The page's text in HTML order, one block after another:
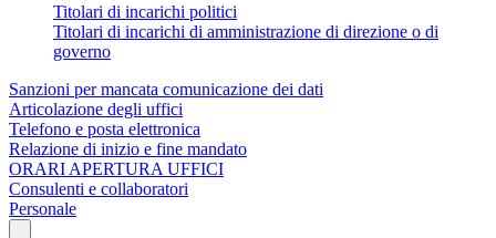
Titolari di incarichi politici
Titolari di incarichi di amministrazione di direzione o di
governo
Sanzioni per mancata comunicazione dei dati
Articolazione degli uffici
Telefono e posta elettronica
Relazione di inizio e fine mandato
ORARI APERTURA UFFICI
Consulenti e collaboratori
Personale